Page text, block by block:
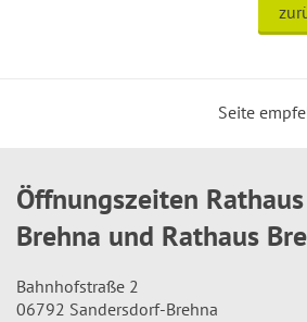
Seite
Öffnungszeiten
Brehna und Rathaus
Bahnhofstraße 2
06792 Sandersdorf-Brehna